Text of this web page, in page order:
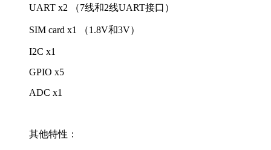
UART x2 （7线和2线UART接口）
SIM card x1 （1.8V和3V）
I2C x1
GPIO x5
ADC x1
其他特性：